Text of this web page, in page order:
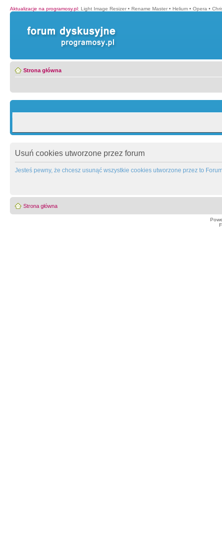
Aktualizacje na programosy.pl: Light Image Resizer • Rename Master • Helium • Opera •
Strona główna
Usuń cookies utworzone przez forum
Jesteś pewny, że chcesz usunąć wszystkie cookies utworzone przez to
Strona główna